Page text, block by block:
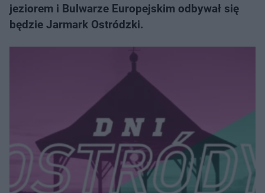
jeziorem i Bulwarze Europejskim odbywał się
będzie Jarmark Ostródzki.